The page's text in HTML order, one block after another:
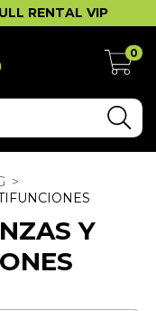
RENTAL VIP
0
>
Y